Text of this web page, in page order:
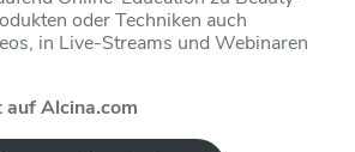
oder Techniken auch
in Live-Streams und Webinaren
Alcina.com